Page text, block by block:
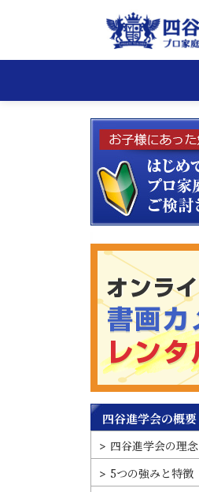
四谷進学会の概要
四谷進学会の理念
5つの強みと特徴